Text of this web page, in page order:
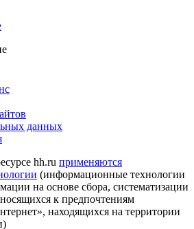
данных
hh.ru применяются
(информационные технологии
на основе сбора, систематизации
к предпочтениям
находящихся на территории